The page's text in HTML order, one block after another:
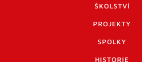
ŠKOLSTVÍ
PROJEKTY
SPOLKY
HISTORIE